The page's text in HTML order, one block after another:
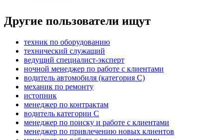
Другие пользователи ищут
техник по оборудованию
технический служащий
ведущий специалист-эксперт
ночной менеджер по работе с клиентами
водитель автомобиля (категория C)
механик по ремонту
истопник
менеджер по контрактам
водитель категории C
менеджер по поиску и работе с клиентами
менеджер по привлечению новых клиентов